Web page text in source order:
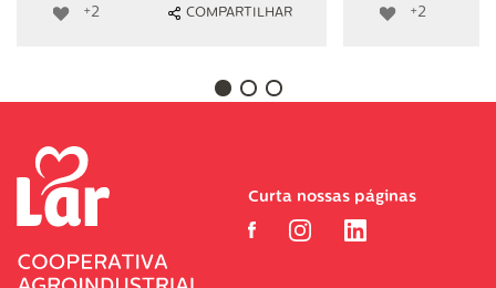
+2 COMPARTILHAR +2
Curta nossas páginas